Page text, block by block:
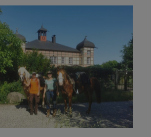
DURCH
NATUR
–
UNSERE
KRÄUTERWANDERUNG
AM
14.
JUNI
2025